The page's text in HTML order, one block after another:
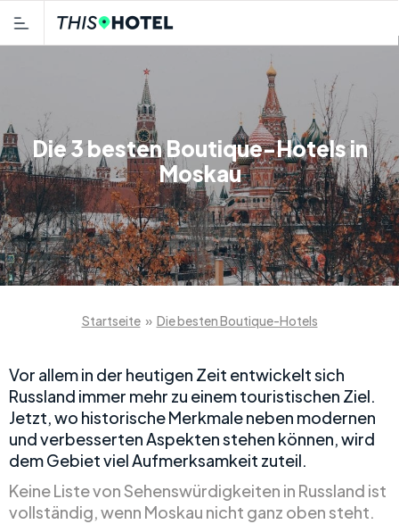
Die 3 besten Boutique-Hotels in
Moskau
Startseite » Die besten Boutique-Hotels
Vor allem in der heutigen Zeit entwickelt sich
Russland immer mehr zu einem touristischen Ziel.
Jetzt, wo historische Merkmale neben modernen
und verbesserten Aspekten stehen können, wird
dem Gebiet viel Aufmerksamkeit zuteil.
Keine Liste von Sehenswürdigkeiten in Russland ist
vollständig, wenn Moskau nicht ganz oben steht.